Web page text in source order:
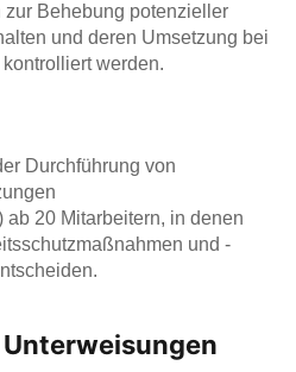
Behebung potenzieller
und deren Umsetzung bei
werden.
Durchführung von
20 Mitarbeitern, in denen
und -